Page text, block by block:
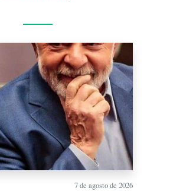
7 de agosto de 2026